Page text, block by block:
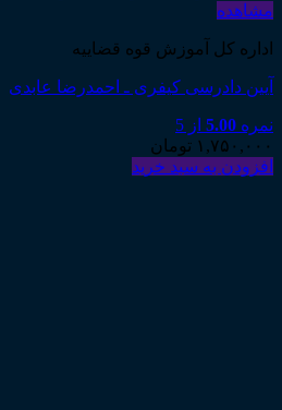
مشاهده
اداره کل آموزش قوه قضاییه
آیین دادرسی کیفری ـ احمدرضا عابدی
نمره 5.00 از 5
۱,۷۵۰,۰۰۰ تومان
افزودن به سبد خرید